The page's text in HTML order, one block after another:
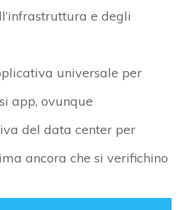
e degli
universale per
app, ovunque
del data center per
ancora che si verifichino